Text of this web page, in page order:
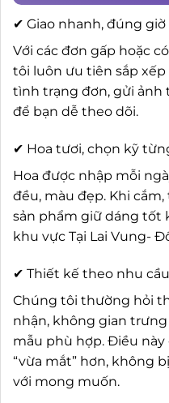
✔ Giao nhanh, đúng giờ
Với các đơn gấp hoặc
tôi luôn ưu tiên sắp xếp
tình trạng đơn, gửi ảnh
để bạn dễ theo dõi.
✔ Hoa tươi, chọn kỹ
Hoa được nhập mỗi
đều, màu đẹp. Khi
sản phẩm giữ dáng tốt
khu vực Tại Lai Vung-
✔ Thiết kế theo nhu
Chúng tôi thường hỏi
nhận, không gian
mẫu phù hợp. Điều
“vừa mắt” hơn, không
với mong muốn.